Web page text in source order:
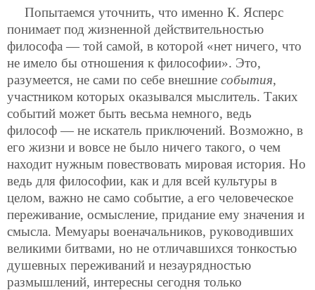
Попытаемся уточнить, что именно К. Ясперс
понимает под жизненной действительностью
философа — той самой, в которой «нет ничего, что
не имело бы отношения к философии». Это,
разумеется, не сами по себе внешние события,
участником которых оказывался мыслитель. Таких
событий может быть весьма немного, ведь
философ — не искатель приключений. Возможно, в
его жизни и вовсе не было ничего такого, о чем
находит нужным повествовать мировая история. Но
ведь для философии, как и для всей культуры в
целом, важно не само событие, а его человеческое
переживание, осмысление, придание ему значения и
смысла. Мемуары военачальников, руководивших
великими битвами, но не отличавшихся тонкостью
душевных переживаний и незаурядностью
размышлений, интересны сегодня только